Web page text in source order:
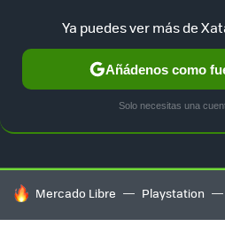
TESLA UBER AUTO
HOY SE HABLA DE
Mercado Libre Playstation
Ya puedes ver más de
Añádenos como
Solo necesitas una